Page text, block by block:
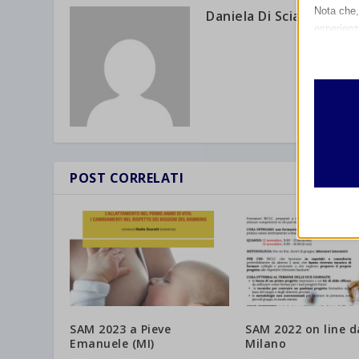
Daniela Di Sciacca
POST CORRELATI
SAM 2023 a Pieve
Emanuele (MI)
SAM 2022 on line
Milano
Nota
wp-
wp-
I
_ga
_ga_*
Altri